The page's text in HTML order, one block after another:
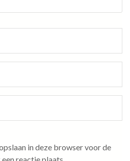
in deze browser voor de
reactie plaats.